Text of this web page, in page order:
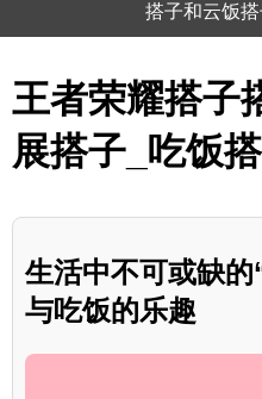
搭子和云饭搭
王者荣耀搭子
展搭子_吃饭
生活中不可或缺
与吃饭的乐趣